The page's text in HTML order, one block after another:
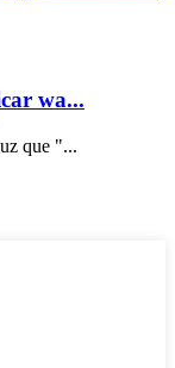
wa...
que "...